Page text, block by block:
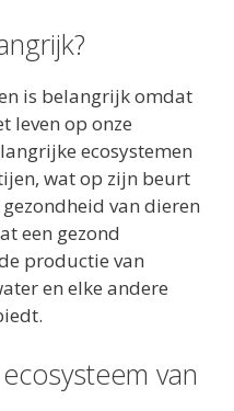
is belangrijk omdat
leven op onze
ecosystemen
wat op zijn beurt
van dieren
een gezond
productie van
en elke andere
van